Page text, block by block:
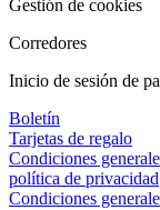
Gestión de cookies
Corredores
Inicio de sesión de
Boletín
Tarjetas de regalo
Condiciones
política de privacidad
Condiciones